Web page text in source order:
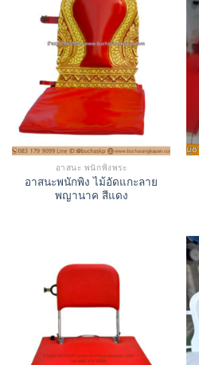
อาสนะ พนักพิงพระ
อาสนะพนักพิง ไม้อัดแกะลาย
พญานาค สีแดง